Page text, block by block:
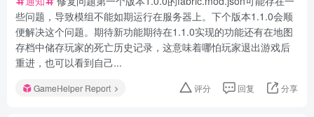
些问题，导致模组不能如期运行在服务器上。下个版本1.1.0会顺
便解决这个问题。期待新功能期待在1.1.0实现的功能还有在地图
存档中储存玩家的死亡历史记录，这意味着哪怕玩家退出游戏后
重进，也可以看到自己...
GameHelper Report 评分 回复 分享